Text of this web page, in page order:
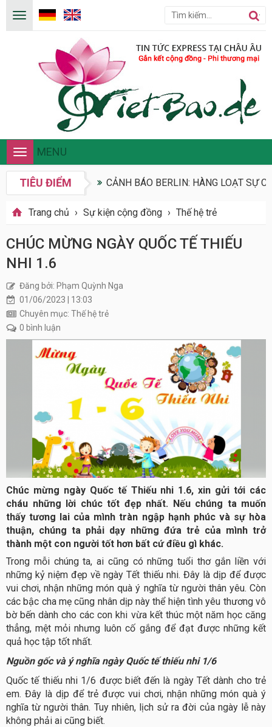
Toggle
navigation
MENU
TIÊU ĐIỂM CẢNH BÁO BERLIN: HÀNG LOẠT SỰ
Trang chủ › Sự kiện cộng đồng › Thế hệ trẻ
CHÚC MỪNG NGÀY QUỐC TẾ THIẾU
NHI 1.6
Đăng bởi: Phạm Quỳnh Nga
01/06/2023 | 13:03
Chuyên mục: Thế hệ trẻ
0 bình luận
Chúc mừng ngày Quốc tế Thiếu nhi 1.6, xin gửi tới các
cháu những lời chúc tốt đẹp nhất. Nếu chúng ta muốn
thấy tương lai của mình tràn ngập hạnh phúc và sự hòa
thuận, chúng ta phải dạy những đứa trẻ của mình trở
thành một con người tốt hơn bất cứ điều gì khác.
Trong mỗi chúng ta, ai cũng có những tuổi thơ gắn liền với
những kỷ niệm đẹp về ngày Tết thiếu nhi. Đây là dịp để được
vui chơi, nhận những món quà ý nghĩa từ người thân yêu. Còn
các bậc cha mẹ cũng nhân dịp này thể hiện tình yêu thương vô
bờ bến dành cho các con khi vừa kết thúc một năm học căng
thẳng, mệt mỏi nhưng luôn cố gắng để đạt được những kết
quả học tập tốt nhất.
Nguồn gốc và ý nghĩa ngày Quốc tế thiếu nhi 1/6
Quốc tế thiếu nhi 1/6 được biết đến là ngày Tết dành cho trẻ
em. Đây là dịp để trẻ được vui chơi, nhận những món quà ý
nghĩa từ người thân. Tuy nhiên, lịch sử ra đời của ngày lễ này
không phải ai cũng biết.